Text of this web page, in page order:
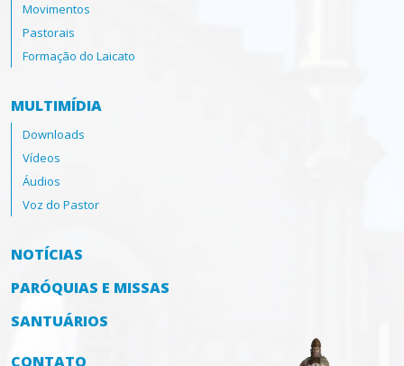
Movimentos
Pastorais
Formação do Laicato
MULTIMÍDIA
Downloads
Vídeos
Áudios
Voz do Pastor
NOTÍCIAS
PARÓQUIAS E MISSAS
SANTUÁRIOS
CONTATO